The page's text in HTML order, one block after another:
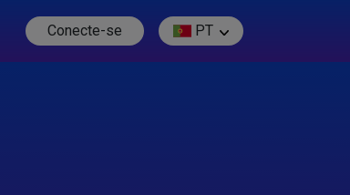
Conecte-se PT